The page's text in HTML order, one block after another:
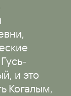
и это
Когалым,